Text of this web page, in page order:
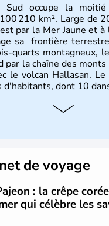
Sud occupe la
210 km². Large de
par la Mer Jaune et
sa frontière
quarts montagneux,
par la chaîne des
le volcan Hallasan. Le
dont 10
administration
et le bouddhisme
Ce pays partage
. Les Jeux Olympiques
que la Coupe du
avec le Japon.
de voyage
: la crêpe
qui célèbre les